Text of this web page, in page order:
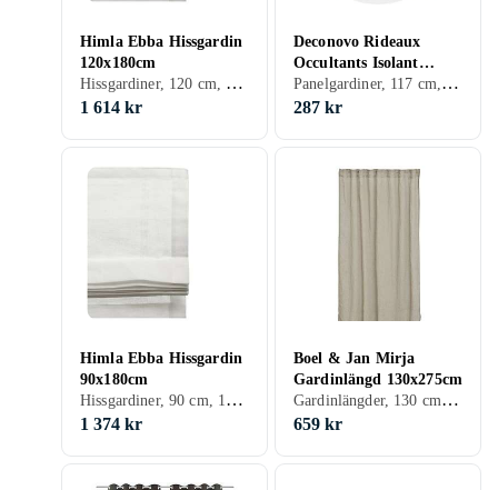
Himla Ebba Hissgardin
120x180cm
Hissgardiner, 120 cm, 180 cm, Grå, Brun
1 614 kr
Deconovo Rideaux
Occultants Isolant
Thermique 117X138cmPanelgardiner, 117 cm, 138 cm, Svart, Silver, Grå, Brun, Blå, Röd, Gul, Orange, Guld, Grön, Beige, Rosa, Creme/Beige
287 kr
Himla Ebba Hissgardin
90x180cm
Hissgardiner, 90 cm, 180 cm, Vit, Grå, Brun
1 374 kr
Boel & Jan Mirja
Gardinlängd 130x275cm
Gardinlängder, 130 cm, 275 cm, Svart, Grå, Brun, Blå, Creme/Beige
659 kr